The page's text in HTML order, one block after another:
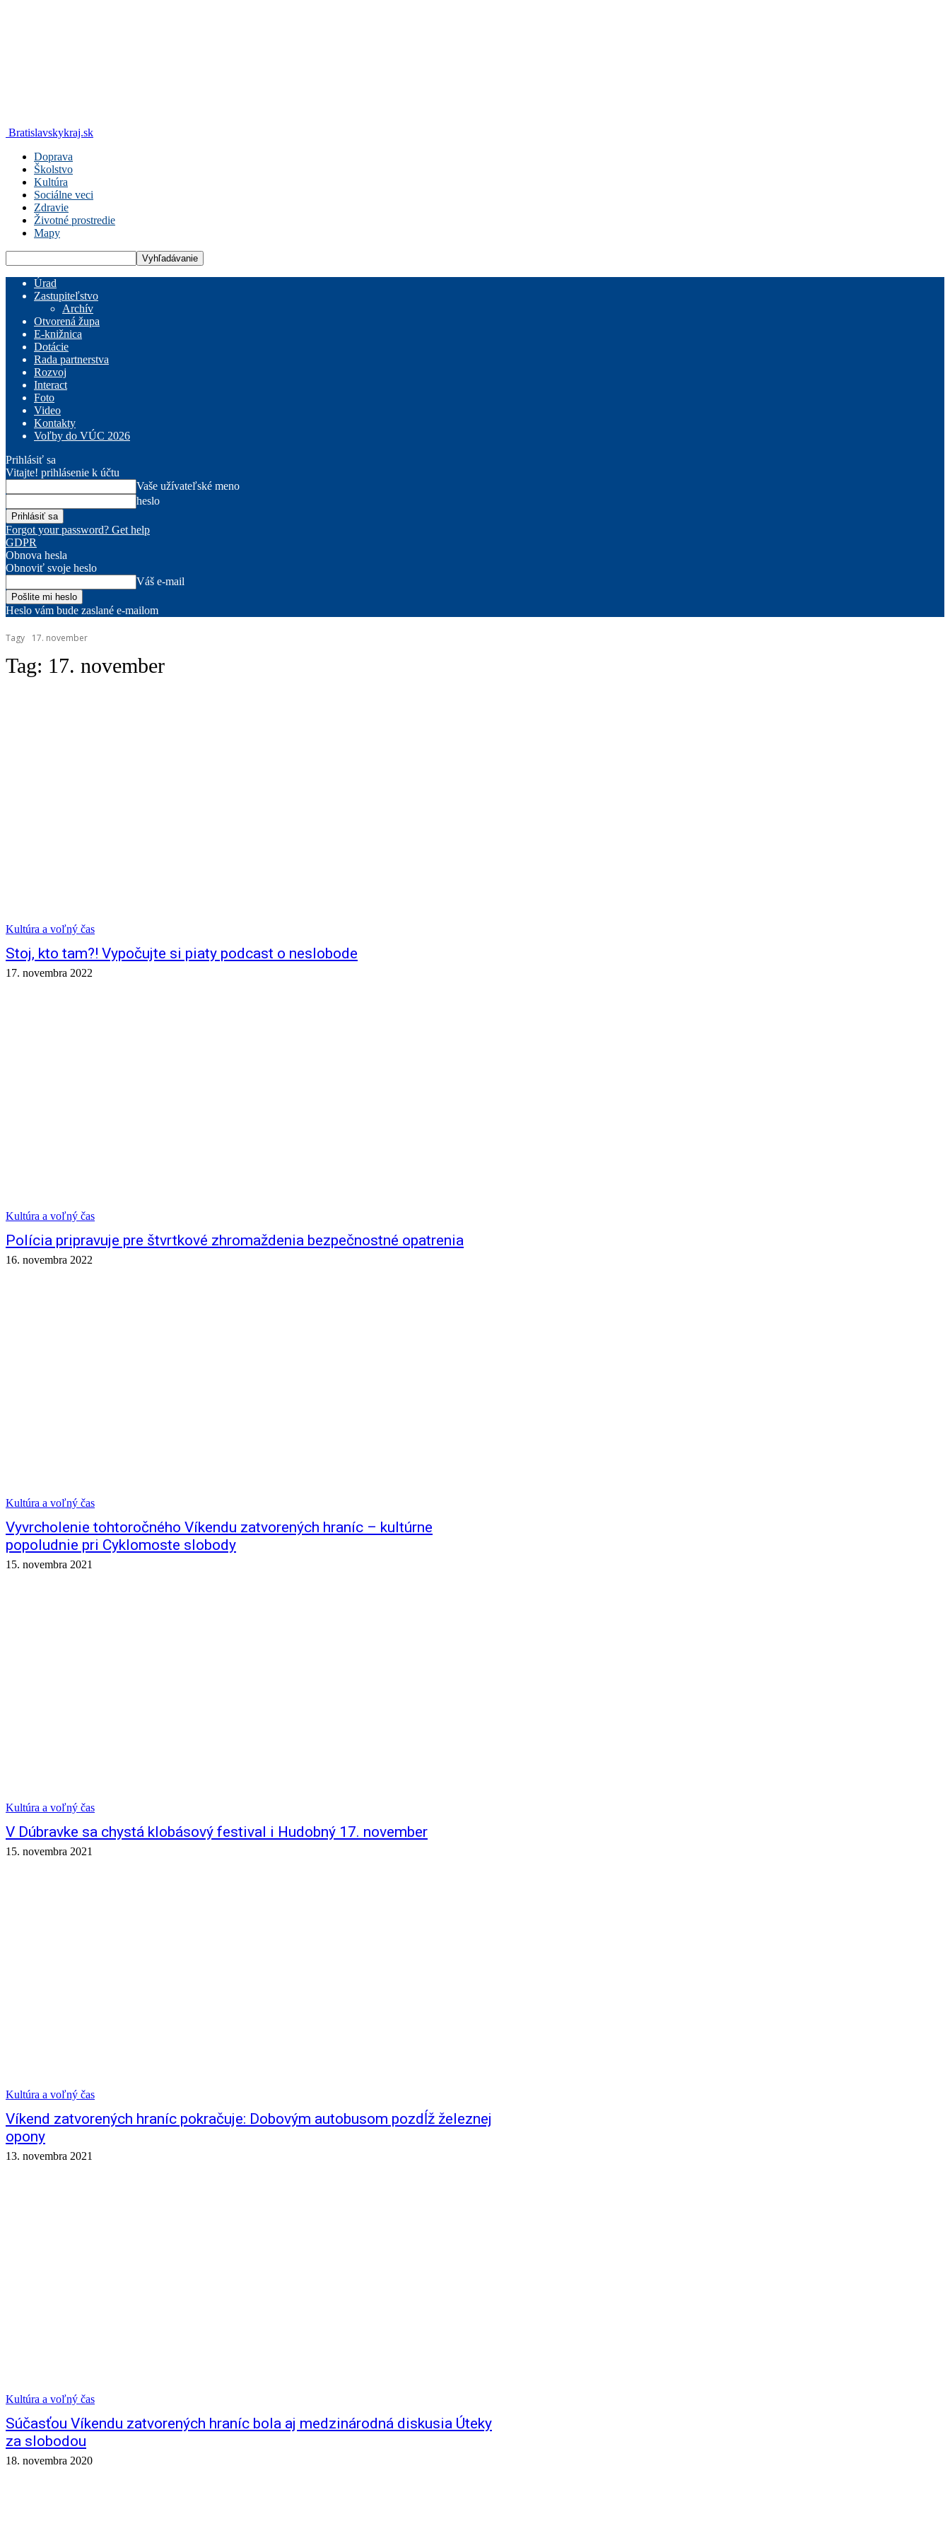
Bratislavskykraj.sk
Doprava
Školstvo
Kultúra
Sociálne veci
Zdravie
Životné prostredie
Mapy
Úrad
Zastupiteľstvo
Archív
Otvorená župa
E-knižnica
Dotácie
Rada partnerstva
Rozvoj
Interact
Foto
Video
Kontakty
Voľby do VÚC 2026
Prihlásiť sa
Vitajte! prihlásenie k účtu
Vaše užívateľské meno
heslo
Forgot your password? Get help
GDPR
Obnova hesla
Obnoviť svoje heslo
Váš e-mail
Heslo vám bude zaslané e-mailom
Tagy 17. november
Tag: 17. november
Kultúra a voľný čas
Stoj, kto tam?! Vypočujte si piaty podcast o neslobode
17. novembra 2022
Kultúra a voľný čas
Polícia pripravuje pre štvrtkové zhromaždenia bezpečnostné opatrenia
16. novembra 2022
Kultúra a voľný čas
Vyvrcholenie tohtoročného Víkendu zatvorených hraníc – kultúrne
popoludnie pri Cyklomoste slobody
15. novembra 2021
Kultúra a voľný čas
V Dúbravke sa chystá klobásový festival i Hudobný 17. november
15. novembra 2021
Kultúra a voľný čas
Víkend zatvorených hraníc pokračuje: Dobovým autobusom pozdĺž železnej
opony
13. novembra 2021
Kultúra a voľný čas
Súčasťou Víkendu zatvorených hraníc bola aj medzinárodná diskusia Úteky
za slobodou
18. novembra 2020